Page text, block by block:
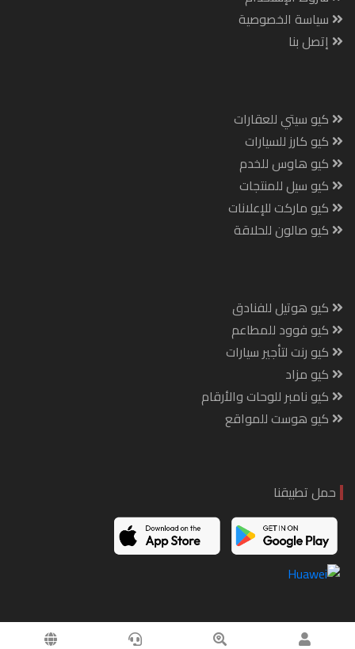
سياسة الخصوصية
إتصل بنا
كيو سيتي للعقارات
كيو كارز للسيارات
كيو هاوس للخدم
كيو سيل للمنتجات
كيو ماركت للإعلانات
كيو صالون للحلاقة
كيو هوتيل للفنادق
كيو فوود للمطاعم
كيو رنت لتأجير سيارات
كيو مزاد
كيو نامبر للوحات والأرقام
كيو هوست للمواقع
حمل تطبيقنا